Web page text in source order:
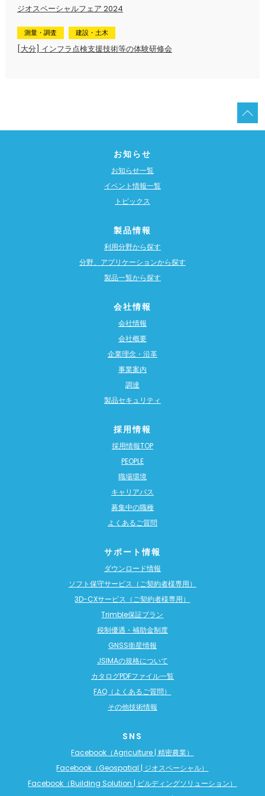
ジオスペーシャルフェア 2024
測量・調査 建設・土木
[大分] インフラ点検支援技術等の体験研修会
お知らせ
お知らせ一覧
イベント情報一覧
トピックス
製品情報
利用分野から探す
分野、アプリケーションから探す
製品一覧から探す
会社情報
会社情報
会社概要
企業理念・沿革
事業案内
調達
製品セキュリティ
採用情報
採用情報TOP
PEOPLE
職場環境
キャリアパス
募集中の職種
よくあるご質問
サポート情報
ダウンロード情報
ソフト保守サービス（ご契約者様専用）
3D-CXサービス（ご契約者様専用）
Trimble保証プラン
税制優遇・補助金制度
GNSS衛星情報
JSIMAの規格について
カタログPDFファイル一覧
FAQ（よくあるご質問）
その他技術情報
SNS
Facebook（Agriculture | 精密農業）
Facebook（Geospatial | ジオスペーシャル）
Facebook（Building Solution | ビルディングソリューション）